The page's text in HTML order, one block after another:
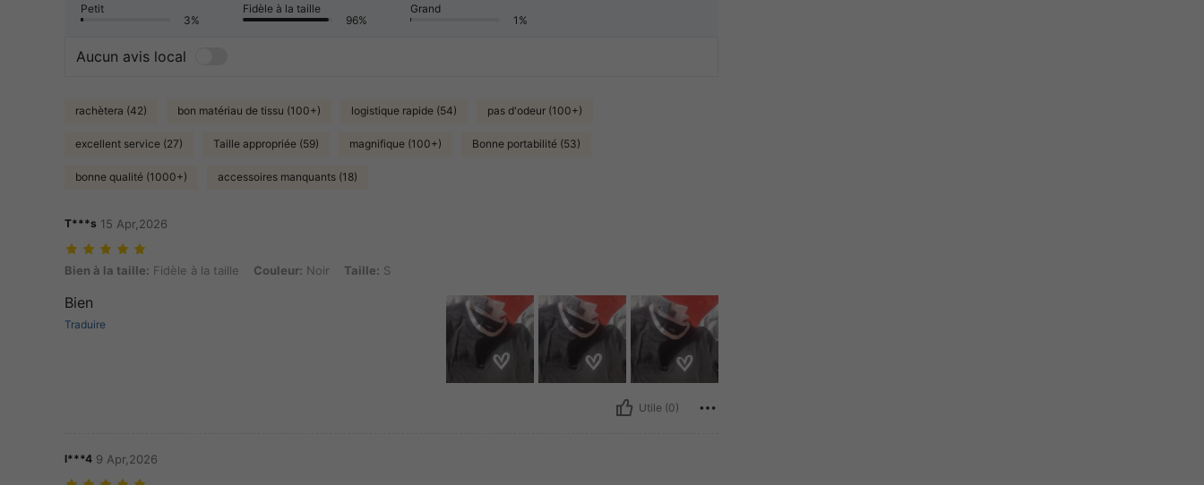
Petit
3%
Fidèle à la taille
96%
Grand
1%
Aucun avis local
rachètera (42) bon matériau de tissu (100+) logistique rapide (54) pas d'odeur (100+)
excellent service (27) Taille appropriée (59) magnifique (100+) Bonne portabilité (53)
bonne qualité (1000+) accessoires manquants (18)
T***s 15 Apr,2026
Bien à la taille: Fidèle à la taille, Couleur: Noir, Taille: S
Bien à la taille: Fidèle à la taille Couleur: Noir Taille: S
Bien
Traduire
Utile (0)
l***4 9 Apr,2026